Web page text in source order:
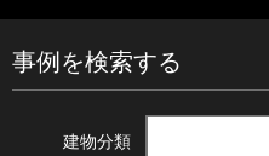
事例を検索する
建物分類